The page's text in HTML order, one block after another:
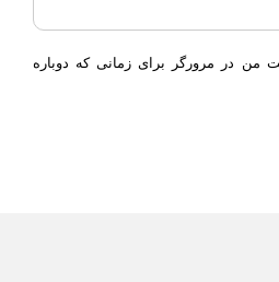
من در مرورگر برای زمانی که دوباره